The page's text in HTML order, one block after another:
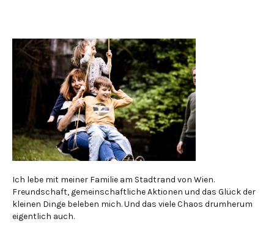
Ich lebe mit meiner Familie am Stadtrand von Wien.
Freundschaft, gemeinschaftliche Aktionen und das Glück der
kleinen Dinge beleben mich. Und das viele Chaos drumherum
eigentlich auch.